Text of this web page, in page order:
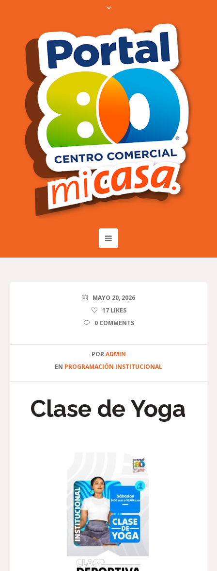
MAYO 20, 2026
17LIKES
0 COMMENTS
PORADMIN
EN PROGRAMACIÓN INSTITUCIONAL
Clase de Yoga